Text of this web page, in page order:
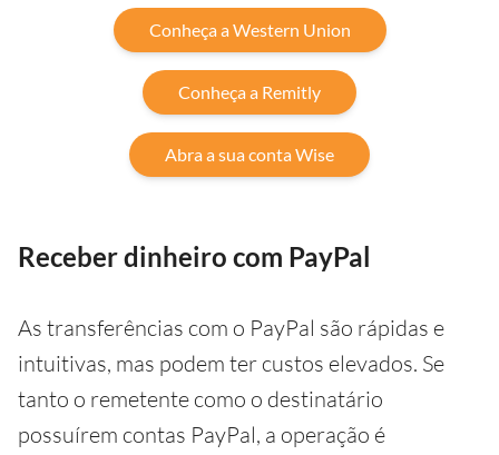
Conheça a Western Union
Conheça a Remitly
Abra a sua conta Wise
Receber dinheiro com PayPal
As transferências com o PayPal são rápidas e
intuitivas, mas podem ter custos elevados. Se
tanto o remetente como o destinatário
possuírem contas PayPal, a operação é